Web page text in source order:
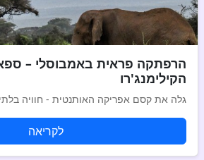
הרפתקה פראית באמבוסלי –
הקילימנג'רו
גלה את קסם אפריקה האותנטית - חוויה
לקריאה